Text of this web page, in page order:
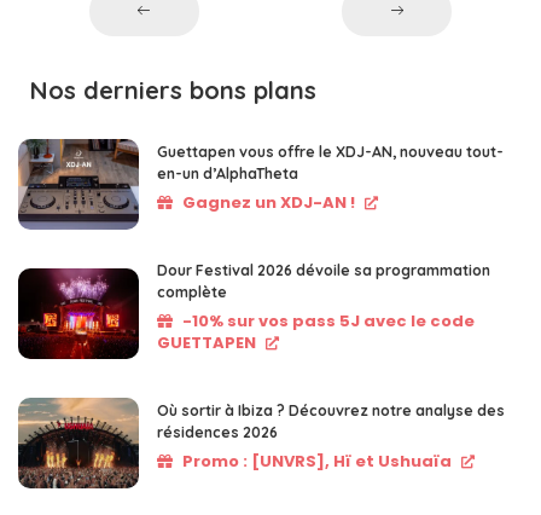
Nos derniers bons plans
Guettapen vous offre le XDJ-AN, nouveau tout-
en-un d’AlphaTheta
Gagnez un XDJ-AN !
Dour Festival 2026 dévoile sa programmation
complète
-10% sur vos pass 5J avec le code
GUETTAPEN
Où sortir à Ibiza ? Découvrez notre analyse des
résidences 2026
Promo : [UNVRS], Hï et Ushuaïa